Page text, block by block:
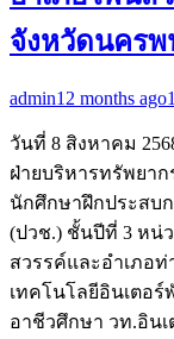
จังหวัดนคร
admin12 months ago
วันที่ 8 สิงหาคม
ฝ่ายบริหารทรัพยา
นักศึกษาฝึกประสบ
(ปวช.) ชั้นปีที่ 3 หน่
สวรรค์และอำเภอ
เทคโนโลยีอินเตอ
อาชีวศึกษา วท.อิน